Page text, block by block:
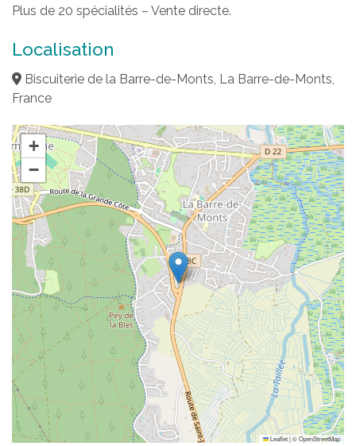
Plus de 20 spécialités – Vente directe.
Localisation
Biscuiterie de la Barre-de-Monts, La Barre-de-Monts,
France
+
−
Leaflet|©OpenStreetMap